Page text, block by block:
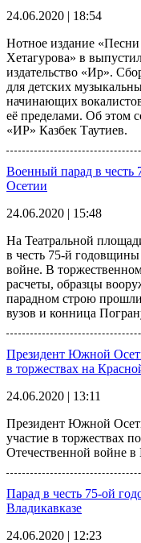
24.06.2020 | 18:54
Нотное издание
Хетагурова» в
издательство «Ир».
для детских
начинающих
её пределами. Об этом
«ИР» Казбек Таутиев.
Военный парад в
Осетии
24.06.2020 | 15:48
На Театральной
в честь 75-й
войне. В
расчеты, образцы
парадном строю
вузов и конница
Президент Южной
в торжествах на
24.06.2020 | 13:11
Президент Южной
участие в торжествах
Отечественной войне в
Парад в честь 75-ой
Владикавказе
24.06.2020 | 12:23